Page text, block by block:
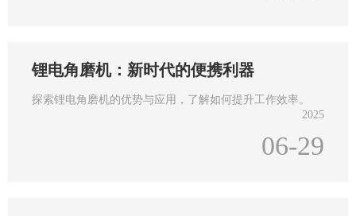
锂电角磨机：新时代的便携利器
探索锂电角磨机的优势与应用，了解如何提升工作效率。
2025
06-29